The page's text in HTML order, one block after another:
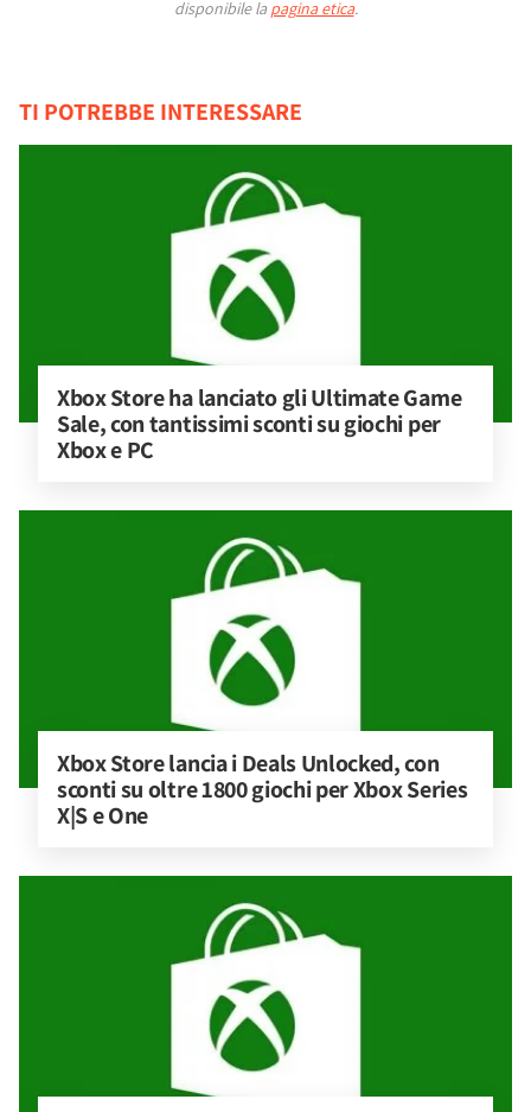
disponibile la pagina etica.
TI POTREBBE INTERESSARE
Xbox Store ha lanciato gli Ultimate Game
Sale, con tantissimi sconti su giochi per
Xbox e PC
Xbox Store lancia i Deals Unlocked, con
sconti su oltre 1800 giochi per Xbox Series
X|S e One